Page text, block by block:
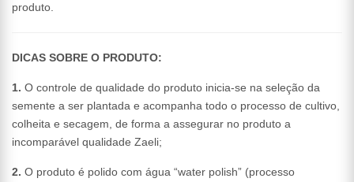
produto.
DICAS SOBRE O PRODUTO:
1. O controle de qualidade do produto inicia-se na seleção da
semente a ser plantada e acompanha todo o processo de cultivo,
colheita e secagem, de forma a assegurar no produto a
incomparável qualidade Zaeli;
2. O produto é polido com água “water polish” (processo